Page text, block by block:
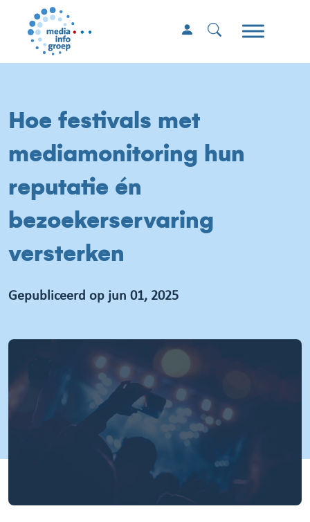
Hoe festivals met
mediamonitoring hun
reputatie én
bezoekerservaring
versterken
Gepubliceerd op jun 01, 2025